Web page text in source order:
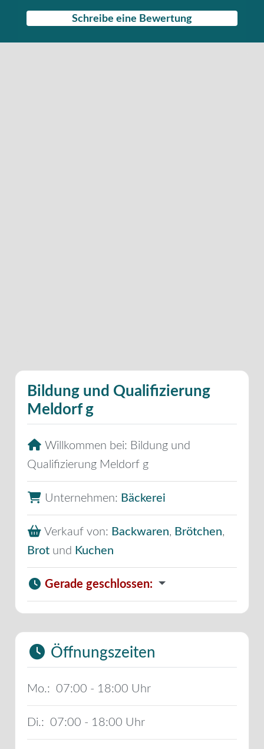
Schreibe eine Bewertung
Bildung und Qualifizierung
Meldorf g
Willkommen bei: Bildung und
Qualifizierung Meldorf g
Unternehmen: Bäckerei
Verkauf von: Backwaren, Brötchen,
Brot und Kuchen
Gerade geschlossen:
Öffnungszeiten
Mo.: 07:00 - 18:00
Di.: 07:00 - 18:00